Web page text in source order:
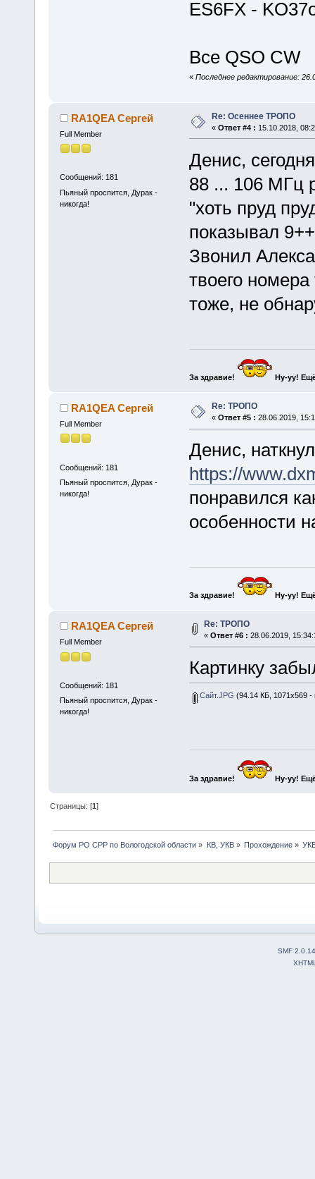
ES6FX -
Все QSO CW
« Последнее редактирование:
RA1QEA Сергей
Full Member
Сообщений: 181
Пьяный проспится, Дурак -
никогда!
Re: Осеннее ТРОПО
« Ответ #4 : 15.10.2018,
Денис,
88 ... 106 МГц
"хоть пруд
показывал
Звонил
твоего
тоже, не
За здравие! Ну-уу!
RA1QEA Сергей
Full Member
Сообщений: 181
Пьяный проспится, Дурак -
никогда!
Re: ТРОПО
« Ответ #5 : 28.06.2019,
Денис,
https://
понравился
особенности
За здравие! Ну-уу!
RA1QEA Сергей
Full Member
Сообщений: 181
Пьяный проспится, Дурак -
никогда!
Re: ТРОПО
« Ответ #6 : 28.06.2019,
Картинку
Сайт.JPG (94.14 КБ, 1071x569 -
За здравие! Ну-уу!
Страницы: [1]
Форум РО СРР по Вологодской области » КВ, УКВ» Прохождение»
SMF 2.0.14